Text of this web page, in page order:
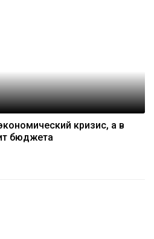
кризис, а в
бюджета